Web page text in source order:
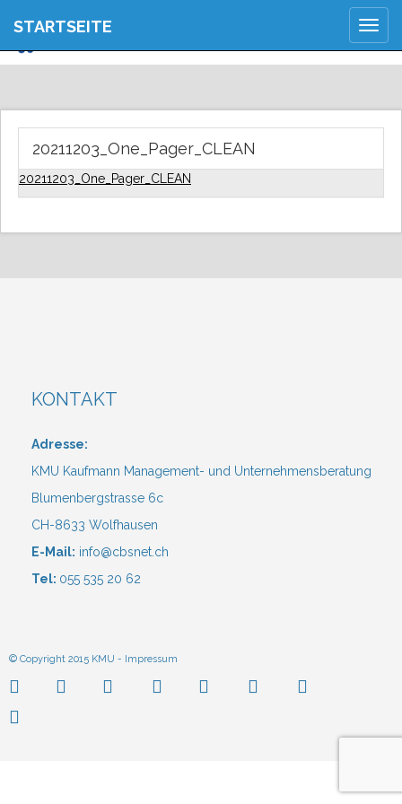
JETZT ANMELDEN
REGISTRIEREN
20211203_One_Pager_CLEAN
20211203_One_Pager_CLEAN
KONTAKT
Adresse:
KMU Kaufmann Management- und Unternehmensberatung
Blumenbergstrasse 6c
CH-8633 Wolfhausen
E-Mail: info@cbsnet.ch
Tel: 055 535 20 62
© Copyright 2015 KMU - Impressum
STARTSEITE